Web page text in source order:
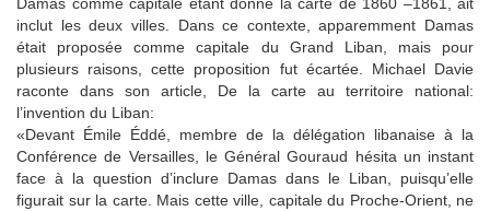
inclut les deux villes. Dans ce contexte, apparemment Damas
était proposée comme capitale du Grand Liban, mais pour
plusieurs raisons, cette proposition fut écartée. Michael Davie
raconte dans son article, De la carte au territoire national:
l’invention du Liban:
«Devant Émile Éddé, membre de la délégation libanaise à la
Conférence de Versailles, le Général Gouraud hésita un instant
face à la question d’inclure Damas dans le Liban, puisqu’elle
figurait sur la carte. Mais cette ville, capitale du Proche-Orient, ne